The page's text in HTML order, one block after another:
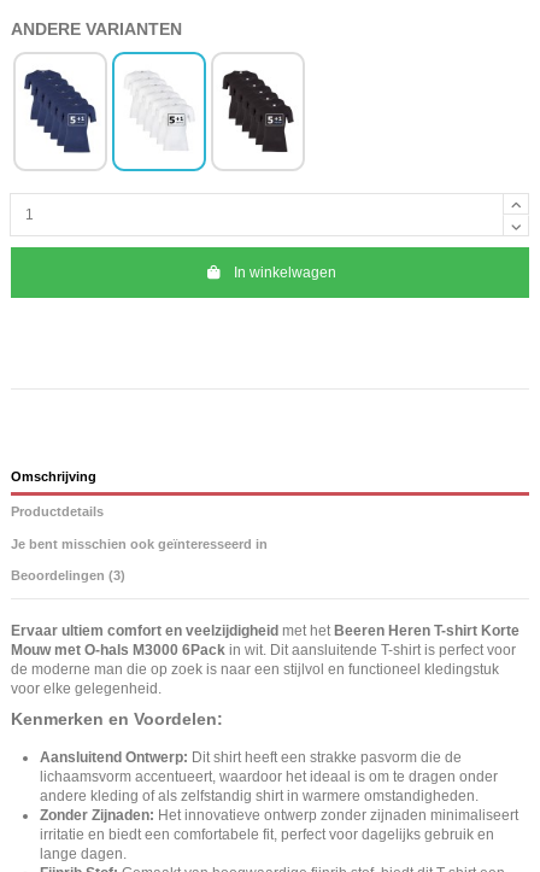
ANDERE VARIANTEN
In winkelwagen
Omschrijving
Productdetails
Je bent misschien ook geïnteresseerd in
Beoordelingen (3)
Ervaar ultiem comfort en veelzijdigheid met het Beeren Heren T-shirt Korte
Mouw met O-hals M3000 6Pack in wit. Dit aansluitende T-shirt is perfect voor
de moderne man die op zoek is naar een stijlvol en functioneel kledingstuk
voor elke gelegenheid.
Kenmerken en Voordelen:
Aansluitend Ontwerp: Dit shirt heeft een strakke pasvorm die de
lichaamsvorm accentueert, waardoor het ideaal is om te dragen onder
andere kleding of als zelfstandig shirt in warmere omstandigheden.
Zonder Zijnaden: Het innovatieve ontwerp zonder zijnaden minimaliseert
irritatie en biedt een comfortabele fit, perfect voor dagelijks gebruik en
lange dagen.